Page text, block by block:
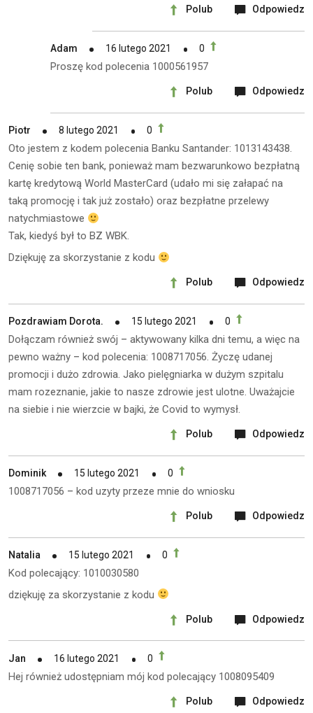
Polub Odpowiedz
Adam 16 lutego 2021 0
Proszę kod polecenia 1000561957
Polub Odpowiedz
Piotr 8 lutego 2021 0
Oto jestem z kodem polecenia Banku Santander: 1013143438.
Cenię sobie ten bank, ponieważ mam bezwarunkowo bezpłatną
kartę kredytową World MasterCard (udało mi się załapać na
taką promocję i tak już zostało) oraz bezpłatne przelewy
natychmiastowe
Tak, kiedyś był to BZ WBK.
Dziękuję za skorzystanie z kodu
Polub Odpowiedz
Pozdrawiam Dorota. 15 lutego 2021 0
Dołączam również swój – aktywowany kilka dni temu, a więc na
pewno ważny – kod polecenia: 1008717056. Życzę udanej
promocji i dużo zdrowia. Jako pielęgniarka w dużym szpitalu
mam rozeznanie, jakie to nasze zdrowie jest ulotne. Uważajcie
na siebie i nie wierzcie w bajki, że Covid to wymysł.
Polub Odpowiedz
Dominik 15 lutego 2021 0
1008717056 – kod uzyty przeze mnie do wniosku
Polub Odpowiedz
Natalia 15 lutego 2021 0
Kod polecający: 1010030580
dziękuję za skorzystanie z kodu
Polub Odpowiedz
Jan 16 lutego 2021 0
Hej również udostępniam mój kod polecający 1008095409
Polub Odpowiedz